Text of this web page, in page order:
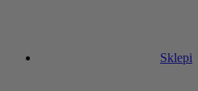
Sklepi